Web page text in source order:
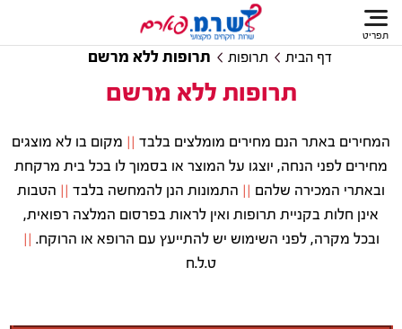
תפריט
דף הבית תרופות תרופות ללא מרשם
תרופות ללא מרשם
המחירים באתר הנם מחירים מומלצים בלבד || מקום בו לא מוצגים
מחירים לפני הנחה, יוצגו על המוצר או בסמוך לו בכל בית מרקחת
ובאתרי המכירה שלהם || התמונות הנן להמחשה בלבד || הטבות
אינן חלות בקניית תרופות ואין לראות בפרסום המלצה רפואית,
ובכל מקרה, לפני השימוש יש להתייעץ עם הרופא או הרוקח. ||
ט.ל.ח